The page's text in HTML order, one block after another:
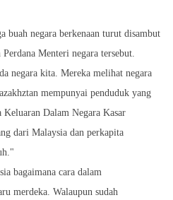
negara berkenaan turut disambut
Menteri negara tersebut.
negara kita. Mereka melihat negara
mempunyai penduduk yang
Dalam Negara Kasar
dari Malaysia dan perkapita
bagaimana cara dalam
merdeka. Walaupun sudah